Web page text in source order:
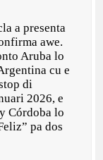
a presenta
awe.
Aruba lo
cu e
di
2026, e
Córdoba lo
pa dos